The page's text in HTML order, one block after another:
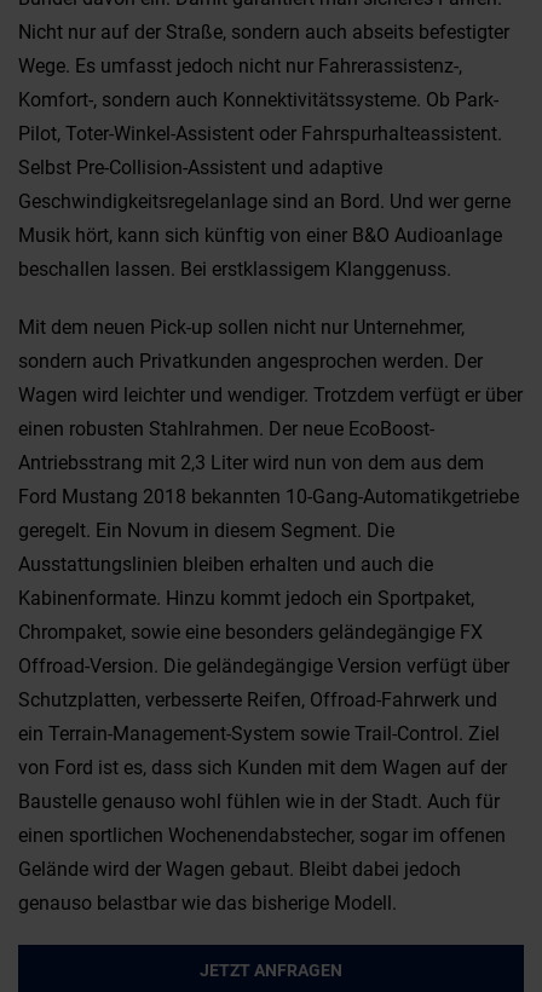
Nicht nur auf der Straße, sondern auch abseits befestigter
Wege. Es umfasst jedoch nicht nur Fahrerassistenz-,
Komfort-, sondern auch Konnektivitätssysteme. Ob Park-
Pilot, Toter-Winkel-Assistent oder Fahrspurhalteassistent.
Selbst Pre-Collision-Assistent und adaptive
Geschwindigkeitsregelanlage sind an Bord. Und wer gerne
Musik hört, kann sich künftig von einer B&O Audioanlage
beschallen lassen. Bei erstklassigem Klanggenuss.
Mit dem neuen Pick-up sollen nicht nur Unternehmer,
sondern auch Privatkunden angesprochen werden. Der
Wagen wird leichter und wendiger. Trotzdem verfügt er über
einen robusten Stahlrahmen. Der neue EcoBoost-
Antriebsstrang mit 2,3 Liter wird nun von dem aus dem
Ford Mustang 2018 bekannten 10-Gang-Automatikgetriebe
geregelt. Ein Novum in diesem Segment. Die
Ausstattungslinien bleiben erhalten und auch die
Kabinenformate. Hinzu kommt jedoch ein Sportpaket,
Chrompaket, sowie eine besonders geländegängige FX
Offroad-Version. Die geländegängige Version verfügt über
Schutzplatten, verbesserte Reifen, Offroad-Fahrwerk und
ein Terrain-Management-System sowie Trail-Control. Ziel
von Ford ist es, dass sich Kunden mit dem Wagen auf der
Baustelle genauso wohl fühlen wie in der Stadt. Auch für
einen sportlichen Wochenendabstecher, sogar im offenen
Gelände wird der Wagen gebaut. Bleibt dabei jedoch
genauso belastbar wie das bisherige Modell.
JETZT ANFRAGEN